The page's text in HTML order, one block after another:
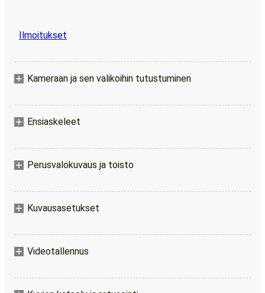
Ilmoitukset
Kameraan ja sen valikoihin tutustuminen
Ensiaskeleet
Perusvalokuvaus ja toisto
Kuvausasetukset
Videotallennus